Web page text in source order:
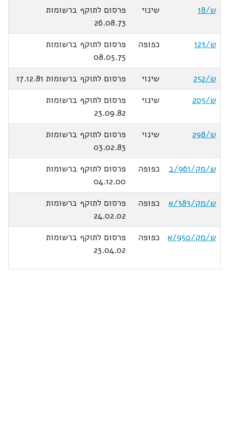
ש/18
שינוי
פרסום לתוקף ברשומות
26.08.73
ש/123
כפופה
פרסום לתוקף ברשומות
08.05.75
ש/252
שינוי
פרסום לתוקף ברשומות 17.12.81
ש/205
שינוי
פרסום לתוקף ברשומות
23.09.82
ש/298
שינוי
פרסום לתוקף ברשומות
03.02.83
ש/מק/961/ב
כפופה
פרסום לתוקף ברשומות
04.12.00
ש/מק/383/א
כפופה
פרסום לתוקף ברשומות
24.02.02
ש/מק/950/א
כפופה
פרסום לתוקף ברשומות
23.04.02